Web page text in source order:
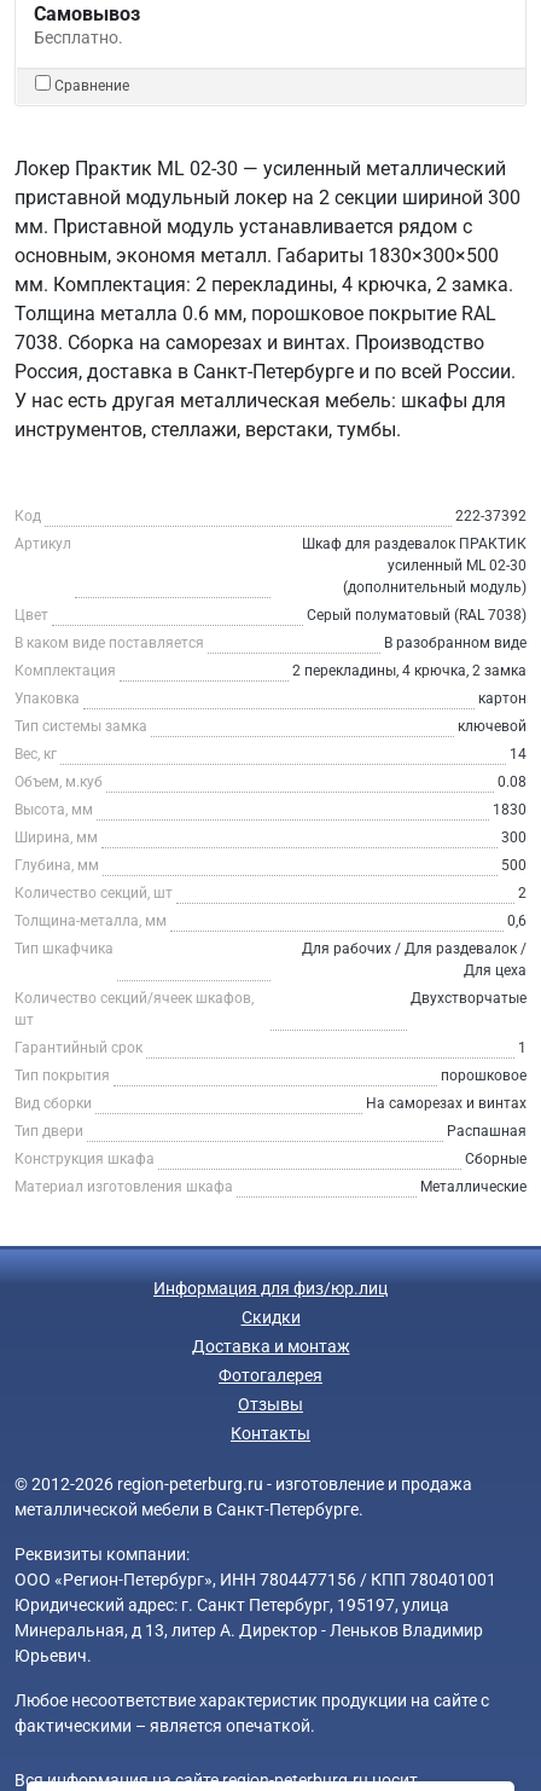
Самовывоз
Бесплатно.
Сравнение
Локер Практик ML 02-30 — усиленный металлический
приставной модульный локер на 2 секции шириной 300
мм. Приставной модуль устанавливается рядом с
основным, экономя металл. Габариты 1830×300×500
мм. Комплектация: 2 перекладины, 4 крючка, 2 замка.
Толщина металла 0.6 мм, порошковое покрытие RAL
7038. Сборка на саморезах и винтах. Производство
Россия, доставка в Санкт-Петербурге и по всей России.
У нас есть другая металлическая мебель: шкафы для
инструментов, стеллажи, верстаки, тумбы.
Код
222-37392
Артикул
Шкаф для раздевалок ПРАКТИК
усиленный ML 02-30
(дополнительный модуль)
Цвет
Серый полуматовый (RAL 7038)
В каком виде поставляется
В разобранном виде
Комплектация
2 перекладины, 4 крючка, 2 замка
Упаковка
картон
Тип системы замка
ключевой
Вес, кг
14
Объем, м.куб
0.08
Высота, мм
1830
Ширина, мм
300
Глубина, мм
500
Количество секций, шт
2
Толщина-металла, мм
0,6
Тип шкафчика
Для рабочих / Для раздевалок /
Для цеха
Количество секций/ячеек шкафов,
шт
Двухстворчатые
Гарантийный срок
1
Тип покрытия
порошковое
Вид сборки
На саморезах и винтах
Тип двери
Распашная
Конструкция шкафа
Сборные
Материал изготовления шкафа
Металлические
Информация для физ/юр.лиц
Скидки
Доставка и монтаж
Фотогалерея
Отзывы
Контакты
© 2012-2026 region-peterburg.ru - изготовление и продажа
металлической мебели в Санкт-Петербурге.
Реквизиты компании:
ООО «Регион-Петербург», ИНН 7804477156 / КПП 780401001
Юридический адрес: г. Санкт Петербург, 195197, улица
Минеральная, д 13, литер А. Директор - Леньков Владимир
Юрьевич.
Любое несоответствие характеристик продукции на сайте с
фактическими – является опечаткой.
Вся информация на сайте region-peterburg.ru носит